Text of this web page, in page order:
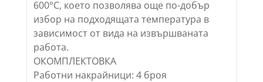
600°C, което позволява още по-добър
избор на подходящата температура в
зависимост от вида на извършваната
работа.
ОКОМПЛЕКТОВКА
Работни накрайници: 4 броя